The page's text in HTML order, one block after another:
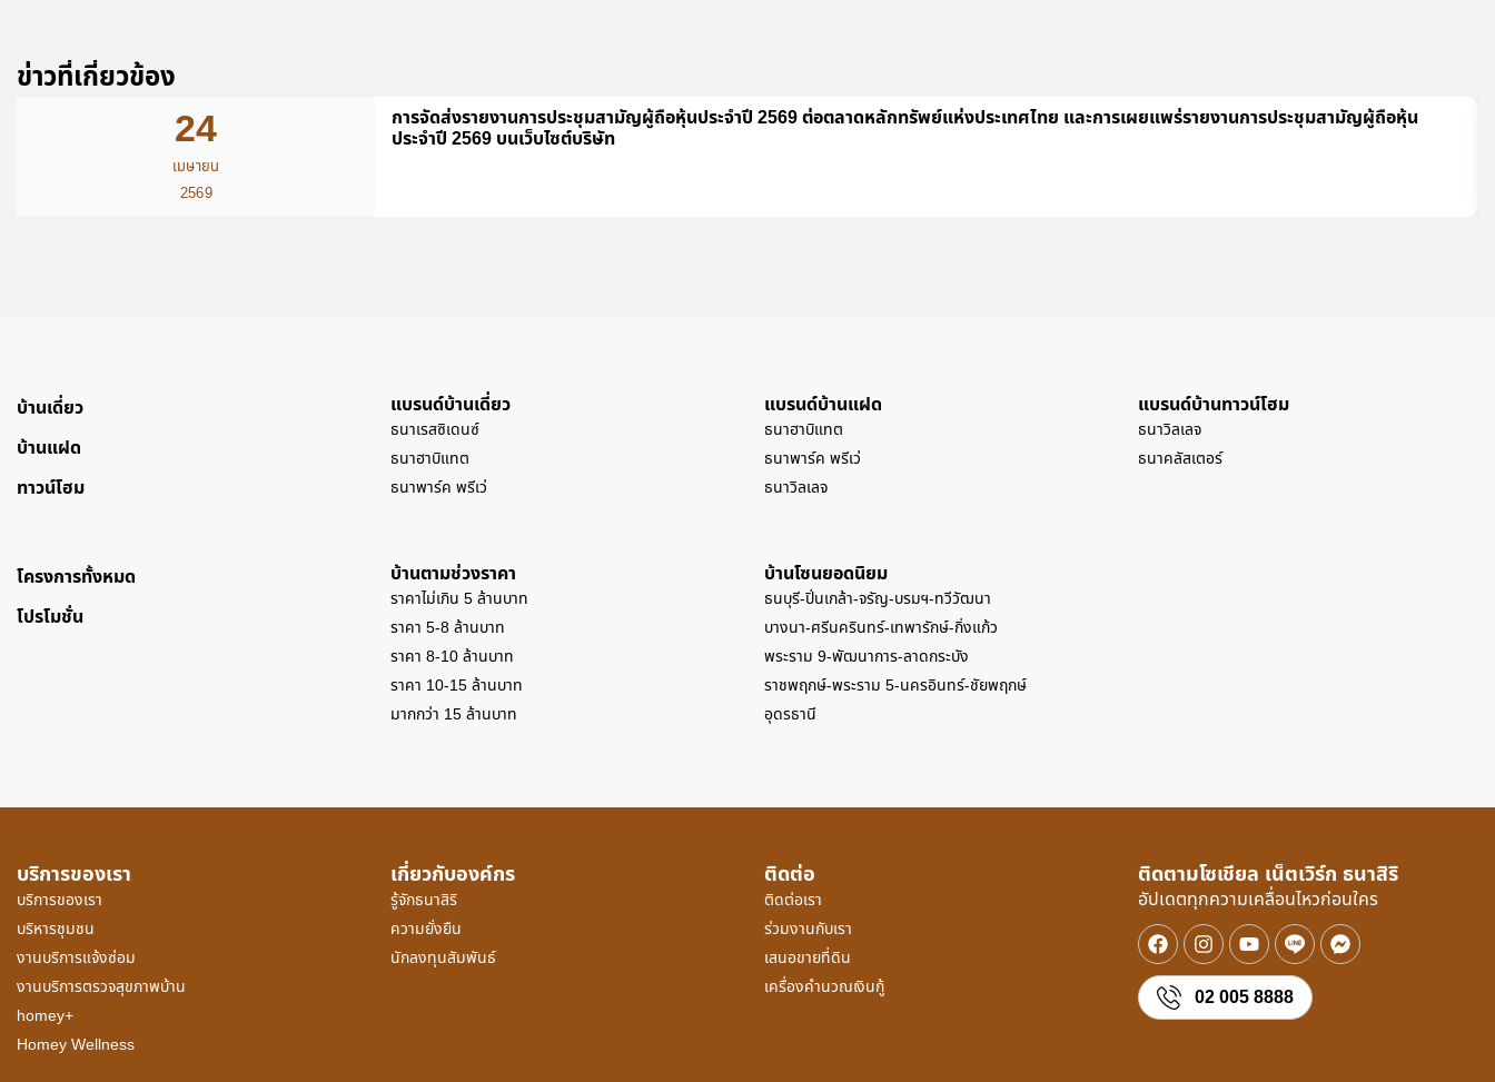
ข่าวที่เกี่ยวข้อง
24
เมษายน
2569
การจัดส่งรายงานการประชุมสามัญผู้ถือหุ้นประจำปี 2569 ต่อตลาดหลักทรัพย์แห่งประเทศไทย และการเผยแพร่รายงานการประชุมสามัญผู้ถือหุ้น
ประจำปี 2569 บนเว็บไซต์บริษัท
บ้านเดี่ยว
บ้านแฝด
ทาวน์โฮม
แบรนด์บ้านเดี่ยว
ธนาเรสซิเดนซ์
ธนาฮาบิแทต
ธนาพาร์ค พรีเว่
แบรนด์บ้านแฝด
ธนาฮาบิแทต
ธนาพาร์ค พรีเว่
ธนาวิลเลจ
แบรนด์บ้านทาวน์โฮม
ธนาวิลเลจ
ธนาคลัสเตอร์
โครงการทั้งหมด
โปรโมชั่น
บ้านตามช่วงราคา
ราคาไม่เกิน 5 ล้านบาท
ราคา 5-8 ล้านบาท
ราคา 8-10 ล้านบาท
ราคา 10-15 ล้านบาท
มากกว่า 15 ล้านบาท
บ้านโซนยอดนิยม
ธนบุรี-ปิ่นเกล้า-จรัญ-บรมฯ-ทวีวัฒนา
บางนา-ศรีนครินทร์-เทพารักษ์-กิ่งแก้ว
พระราม 9-พัฒนาการ-ลาดกระบัง
ราชพฤกษ์-พระราม 5-นครอินทร์-ชัยพฤกษ์
อุดรธานี
บริการของเรา
บริการของเรา
บริหารชุมชน
งานบริการแจ้งซ่อม
งานบริการตรวจสุขภาพบ้าน
homey+
Homey Wellness
เกี่ยวกับองค์กร
รู้จักธนาสิริ
ความยั่งยืน
นักลงทุนสัมพันธ์
ติดต่อ
ติดต่อเรา
ร่วมงานกับเรา
เสนอขายที่ดิน
เครื่องคำนวณเงินกู้
ติดตามโซเชียล เน็ตเวิร์ก ธนาสิริ
อัปเดตทุกความเคลื่อนไหวก่อนใคร
02 005 8888